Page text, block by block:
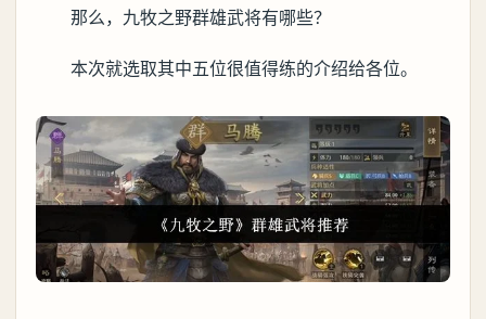
那么，九牧之野群雄武将有哪些？
本次就选取其中五位很值得练的介绍给各位。